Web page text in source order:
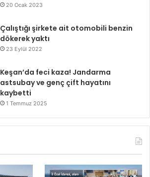
20 Ocak 2023
Çalıştığı şirkete ait otomobili benzin
dökerek yaktı
23 Eylül 2022
Keşan’da feci kaza! Jandarma
astsubay ve genç çift hayatını
kaybetti
1 Temmuz 2025